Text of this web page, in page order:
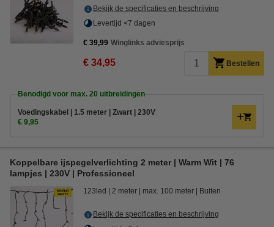
Bekijk de specificaties en beschrijving
Levertijd <7 dagen
€ 39,99 Winglinks adviesprijs
€ 34,95 Bestellen
Benodigd voor max. 20 uitbreidingen
Voedingskabel | 1.5 meter | Zwart | 230V
€ 9,95
Koppelbare ijspegelverlichting 2 meter | Warm Wit | 76
lampjes | 230V | Professioneel
123led 2 meter max. 100 meter Buiten
Bekijk de specificaties en beschrijving